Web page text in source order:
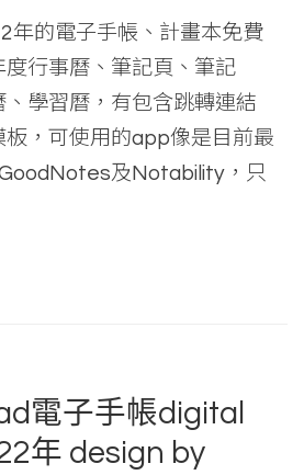
年的電子手帳、計畫本免費
度行事曆、筆記頁、筆記
學習曆，有包含跳轉連結
板，可使用的app像是目前最
及Notability，只
電子手帳digital
年 design by